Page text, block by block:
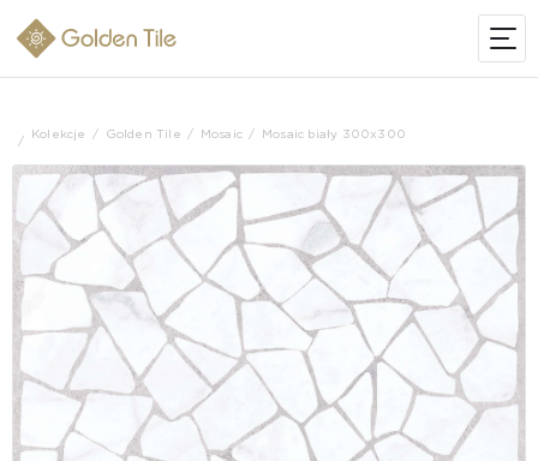
Kolekcje Golden Tile Mosaic Mosaic biały 300x300